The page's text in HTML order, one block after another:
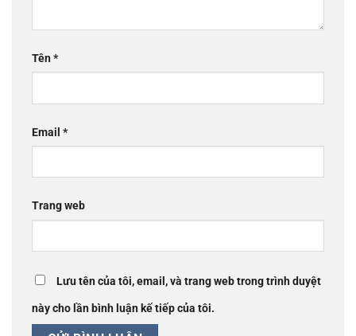
Tên*
Email *
Trang web
Lưu tên của tôi, email, và trang web trong trình duyệt
này cho lần bình luận kế tiếp của tôi.